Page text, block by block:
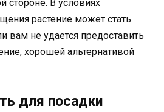
стороне. В условиях
растение может стать
вам не удается предоставить
хорошей альтернативой
для посадки